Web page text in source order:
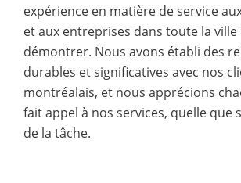
expérience en matière de service
et aux entreprises dans toute la ville
démontrer. Nous avons établi des
durables et significatives avec nos
montréalais, et nous apprécions
fait appel à nos services, quelle que
de la tâche.